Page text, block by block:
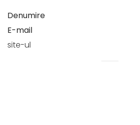
Denumire
E-mail
site-ul